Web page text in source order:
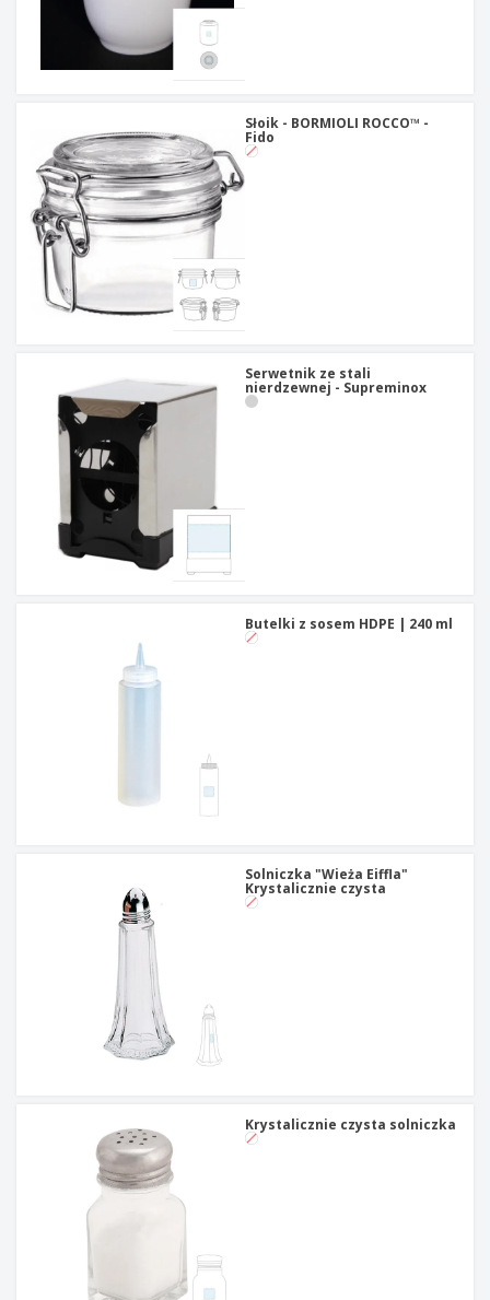
Słoik - BORMIOLI ROCCO™ -
Fido
Serwetnik ze stali
nierdzewnej - Supreminox
Butelki z sosem HDPE | 240 ml
Solniczka "Wieża Eiffla"
Krystalicznie czysta
Krystalicznie czysta solniczka